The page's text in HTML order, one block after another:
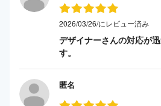
2026/03/26/にレビュー済み
デザイナーさんの対応が
す。
匿名